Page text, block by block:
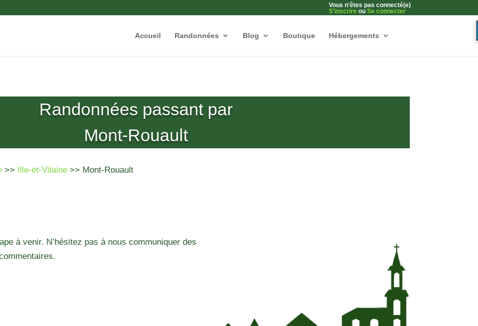
Vous n'êtes pas connecté(e)
S'inscrire ou Se connecter
Accueil Randonnées Blog Boutique Hébergements
Randonnées passant par
Mont-Rouault
>> Ille-et-Vilaine >> Mont-Rouault
à venir. N’hésitez pas à nous communiquer des